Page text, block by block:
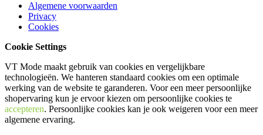
Algemene voorwaarden
Privacy
Cookies
Cookie Settings
VT Mode maakt gebruik van cookies en vergelijkbare
technologieën. We hanteren standaard cookies om een optimale
werking van de website te garanderen. Voor een meer persoonlijke
shopervaring kun je ervoor kiezen om persoonlijke cookies te
accepteren. Persoonlijke cookies kan je ook weigeren voor een meer
algemene ervaring.